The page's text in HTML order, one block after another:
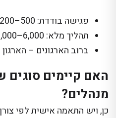
פגישה בודדת: 500–1,200 ₪
תהליך מלא: 6,000–20,000 ₪
ברוב הארגונים –
האם קיימים סוגים
מנהלים?
כן, ויש התאמה אישית לפי